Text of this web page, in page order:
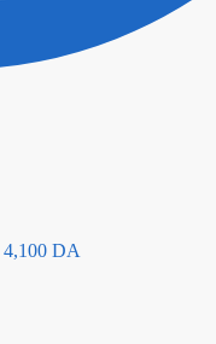
4,100 DA